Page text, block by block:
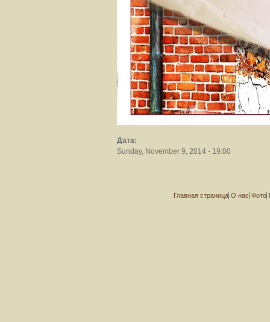
Дата:
Sunday, November 9, 2014 - 19:00
Главная страница О нас Фото